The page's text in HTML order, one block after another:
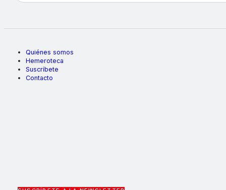
Quiénes somos
Hemeroteca
Suscríbete
Contacto